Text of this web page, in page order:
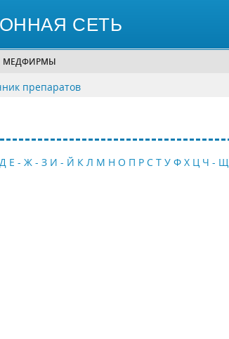
СЕТЬ
МЕДФИРМЫ
препаратов
Д Е - Ж - З И - Й К Л М Н О П Р С Т У Ф Х Ц Ч - Щ